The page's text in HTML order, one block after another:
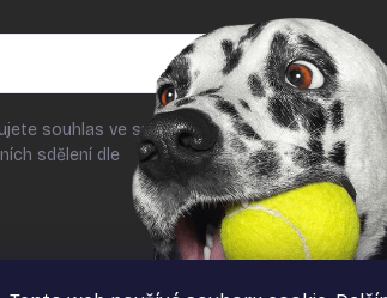
souhlas ve smyslu § 7 odst. 2 zákona č.
sdělení dle
podmínek ochrany osobních